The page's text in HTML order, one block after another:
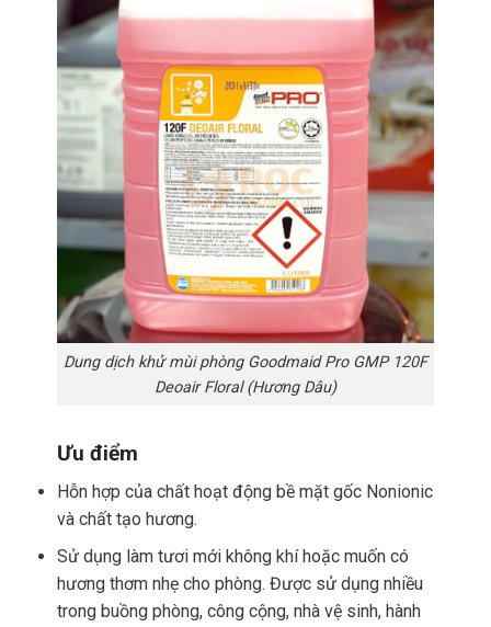
Dung dịch khử mùi phòng Goodmaid Pro GMP 120F
Deoair Floral (Hương Dâu)
Ưu điểm
Hỗn hợp của chất hoạt động bề mặt gốc Nonionic
và chất tạo hương.
Sử dụng làm tươi mới không khí hoặc muốn có
hương thơm nhẹ cho phòng. Được sử dụng nhiều
trong buồng phòng, công cộng, nhà vệ sinh, hành